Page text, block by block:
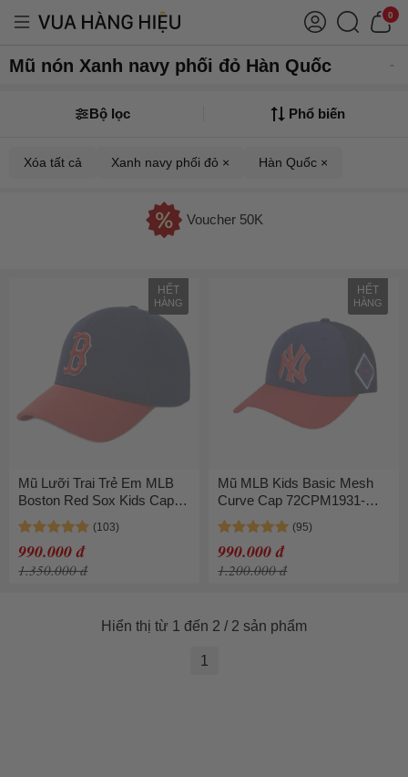
0
Mũ nón Xanh navy phối đỏ Hàn Quốc
Bộ lọc Phổ biến
Xóa tất cả Xanh navy phối đỏ × Hàn Quốc ×
Voucher 50K
HẾT
HÀNG
Mũ Lưỡi Trai Trẻ Em MLB
Boston Red Sox Kids Cap
7ACP1904N-43NYS Màu
Xanh Navy Phối Đỏ
990.000 đ
1.350.000 đ
HẾT
HÀNG
Mũ MLB Kids Basic Mesh
Curve Cap 72CPM1931-
50R
990.000 đ
1.200.000 đ
Hiển thị từ 1 đến 2 / 2 sản phẩm
1